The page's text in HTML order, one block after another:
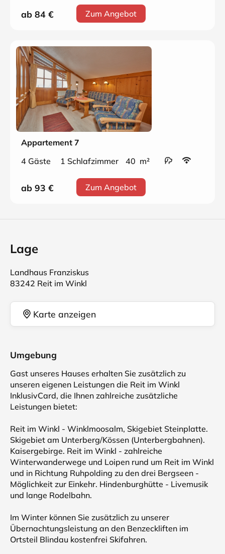
ab 84 € Zum Angebot
Appartement 7
4 Gäste
1 Schlafzimmer 40 m²
ab 93 € Zum Angebot
Lage
Landhaus Franziskus
83242 Reit im Winkl
Karte anzeigen
Umgebung
Gast unseres Hauses erhalten Sie zusätzlich zu
unseren eigenen Leistungen die Reit im Winkl
InklusivCard, die Ihnen zahlreiche zusätzliche
Leistungen bietet:
Reit im Winkl - Winklmoosalm, Skigebiet Steinplatte.
Skigebiet am Unterberg/Kössen (Unterbergbahnen).
Kaisergebirge. Reit im Winkl - zahlreiche
Winterwanderwege und Loipen rund um Reit im Winkl
und in Richtung Ruhpolding zu den drei Bergseen -
Möglichkeit zur Einkehr. Hindenburghütte - Livemusik
und lange Rodelbahn.
Im Winter können Sie zusätzlich zu unserer
Übernachtungsleistung an den Benzeckliften im
Ortsteil Blindau kostenfrei Skifahren.